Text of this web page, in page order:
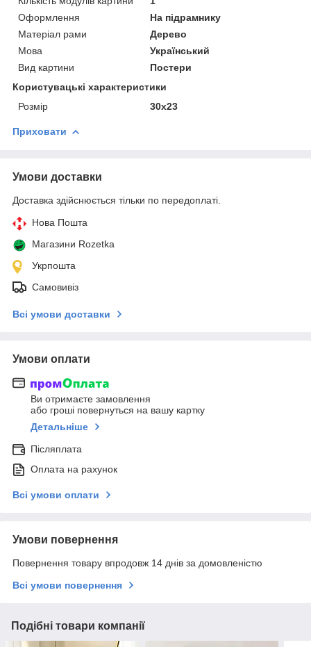
Оформлення
На підрамнику
Матеріал рами
Дерево
Мова
Український
Вид картини
Постери
Користувацькi характеристики
Розмір
30x23
Приховати
Умови доставки
Доставка здійснюється тільки по передоплаті.
Нова Пошта
Магазини Rozetka
Укрпошта
Самовивіз
Всі умови доставки
Умови оплати
Ви отримаєте замовлення
або гроші повернуться на вашу картку
Детальніше
Післяплата
Оплата на рахунок
Всі умови оплати
Умови повернення
Повернення товару впродовж 14 днів за домовленістю
Всі умови повернення
Подібні товари компанії